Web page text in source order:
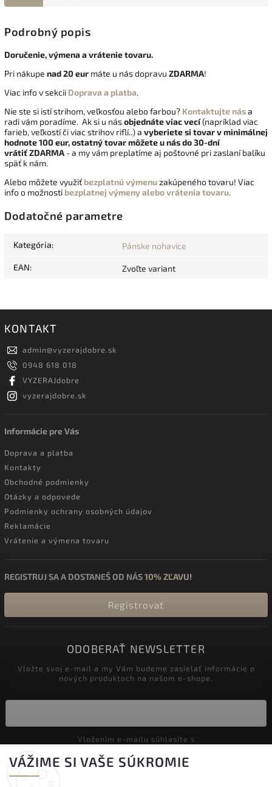
VÁŽIME SI VAŠE SÚKROMIE
Podrobný popis
Doručenie, výmena a vrátenie tovaru.
Pri nákupe nad 20 eur máte u nás dopravu ZDARMA!
Viac info v sekcii Doprava a platba.
Nie ste si istí strihom, veľkosťou alebo farbou? Kontaktujte nása
radi vám poradíme. Ak si u násobjednáte viac vecí(napríklad viac
farieb, veľkostí či viac strihov riflí..) a vyberiete si tovar v minimálnej
hodnote 100 eur, ostatný tovar môžete u nás do 30-dní
vrátiťZDARMA - a my vám preplatíme aj poštovné pri zaslaní balíku
späť k nám.
Alebo môžete využiť bezplatnú výmenuzakúpeného tovaru! Viac
info o možnosti bezplatnej výmeny alebo vrátenia tovaru.
Dodatočné parametre
Kategória: Pánske nohavice
EAN: Zvoľte variant
KONTAKT
admin@vyzerajdobre.sk
0948 618 018
VYZERAJdobre
vyzerajdobre.sk
Informácie pre Vás
Doprava a platba
Kontakty
Obchodné podmienky
Otázky a odpovede
Podmienky ochrany osobných údajov
Reklamácie
Vrátenie a výmena tovaru
REGISTRUJ SA A DOSTANEŠ OD NÁS10% ZĽAVU!
Registrovať
ODOBERAŤ NEWSLETTER
Vložte svoj e-mail a my Vám budeme zasielať informácie o
nových produktoch na našom e-shope.